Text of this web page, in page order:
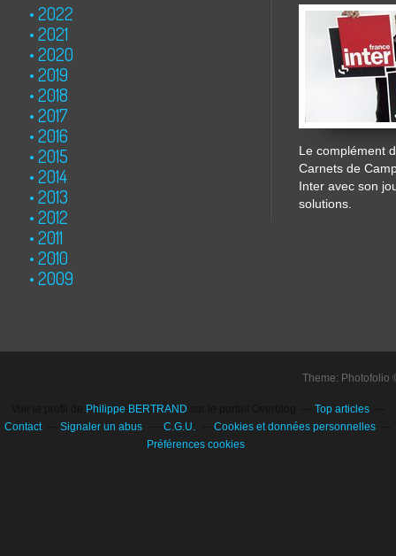
2022
2021
2020
2019
2018
2017
2016
2015
2014
2013
2012
2011
2010
2009
Le complément
Carnets de
Inter avec son
solutions.
Theme:
Philippe BERTRAND
Top articles
Contact
Signaler un abus C.G.U.
Cookies et données personnelles
Préférences cookies